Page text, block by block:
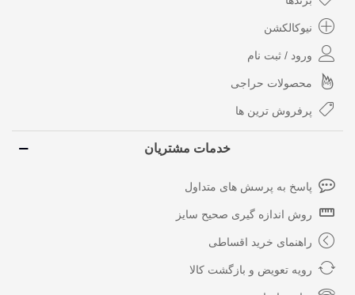
نیوکالکشن
ورود / ثبت نام
محصولات حراجی
پرفروش ترین ها
خدمات مشتریان
پاسخ به پرسش های متداول
روش اندازه گیری صحیح سایز
راهنمای خرید اقساطی
رویه تعویض و بازگشت کالا